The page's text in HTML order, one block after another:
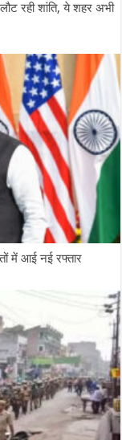
रही शांति, ये शहर अभी
में आई नई रफ्तार